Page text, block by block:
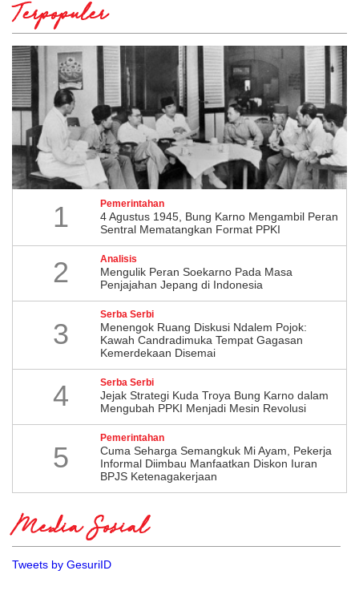
Terpopuler
1 Pemerintahan
4 Agustus 1945, Bung Karno Mengambil Peran
Sentral Mematangkan Format PPKI
2 Analisis
Mengulik Peran Soekarno Pada Masa
Penjajahan Jepang di Indonesia
3
Serba Serbi
Menengok Ruang Diskusi Ndalem Pojok:
Kawah Candradimuka Tempat Gagasan
Kemerdekaan Disemai
4 Serba Serbi
Jejak Strategi Kuda Troya Bung Karno dalam
Mengubah PPKI Menjadi Mesin Revolusi
5
Pemerintahan
Cuma Seharga Semangkuk Mi Ayam, Pekerja
Informal Diimbau Manfaatkan Diskon Iuran
BPJS Ketenagakerjaan
Media Sosial
Tweets by GesuriID